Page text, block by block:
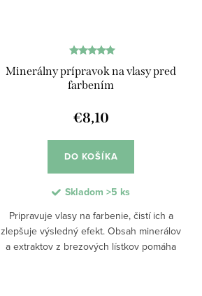
Minerálny prípravok na vlasy pred
farbením
€8,10
DO KOŠÍKA
Skladom >5 ks
Pripravuje vlasy na farbenie, čistí ich a
zlepšuje výsledný efekt. Obsah minerálov
a extraktov z brezových lístkov pomáha